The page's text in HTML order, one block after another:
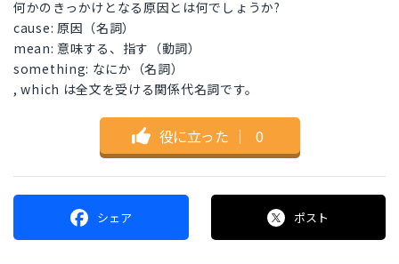
何かのきっかけとなる原因とは何でしょうか?
cause: 原因（名詞）
mean: 意味する、指す（動詞）
something: なにか（名詞）
, which は全文を受ける関係代名詞です。
役に立った ｜ 0
シェア ポスト